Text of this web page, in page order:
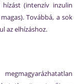
(intenzív inzulin
Továbbá, a sok
az elhízáshoz.